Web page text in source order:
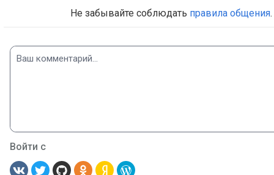
Не забывайте соблюдать правила общения.
Войти с